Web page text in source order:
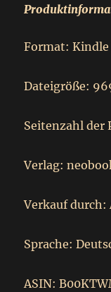
Format:
Dateigröße:
Seitenzahl der
Verlag:
Verkauf durch:
Sprache:
ASIN: